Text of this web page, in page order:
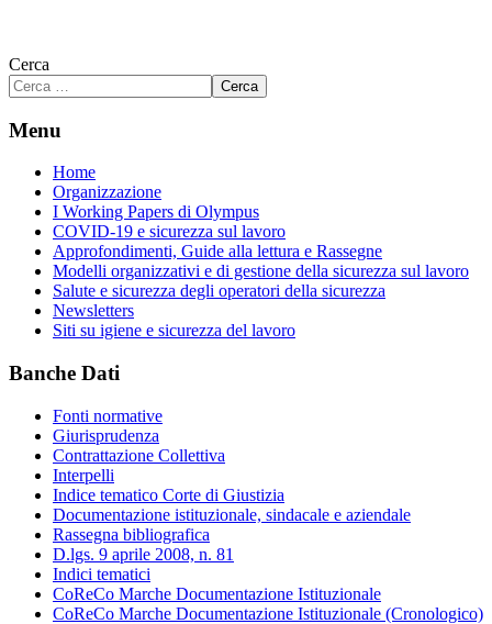
Cerca
Cerca
Menu
Home
Organizzazione
I Working Papers di Olympus
COVID-19 e sicurezza sul lavoro
Approfondimenti, Guide alla lettura e Rassegne
Modelli organizzativi e di gestione della sicurezza sul lavoro
Salute e sicurezza degli operatori della sicurezza
Newsletters
Siti su igiene e sicurezza del lavoro
Banche Dati
Fonti normative
Giurisprudenza
Contrattazione Collettiva
Interpelli
Indice tematico Corte di Giustizia
Documentazione istituzionale, sindacale e aziendale
Rassegna bibliografica
D.lgs. 9 aprile 2008, n. 81
Indici tematici
CoReCo Marche Documentazione Istituzionale
CoReCo Marche Documentazione Istituzionale (Cronologico)